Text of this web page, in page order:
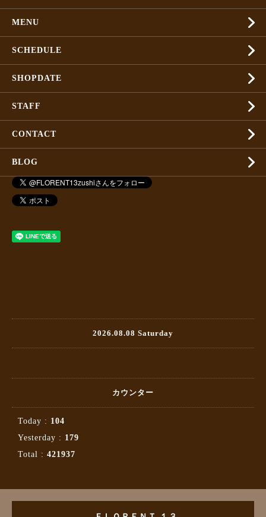
MENU
SCHEDULE
SHOPDATE
STAFF
CONTACT
BLOG
2026.08.08 Saturday
カウンター
Today : 104
Yesterday : 179
Total : 421937